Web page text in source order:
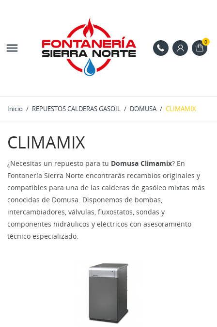
 0
Inicio REPUESTOS CALDERAS GASOIL DOMUSA CLIMAMIX
CLIMAMIX
¿Necesitas un repuesto para tu Domusa Climamix? En
Fontanería Sierra Norte encontrarás recambios originales y
compatibles para una de las calderas de gasóleo mixtas más
conocidas de Domusa. Disponemos de bombas,
intercambiadores, válvulas, fluxostatos, sondas y
componentes hidráulicos y eléctricos con asesoramiento
técnico especializado.